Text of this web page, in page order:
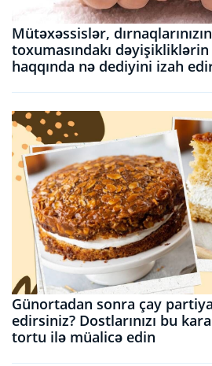
Mütəxəssislər,
toxumasındakı dəyişikliklərin
haqqında nə dediyini izah
Günortadan sonra çay
edirsiniz? Dostlarınızı bu
tortu ilə müalicə edin